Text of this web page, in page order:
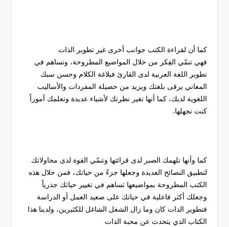
كما أن لقراءة الكتب جوانب أخرى غير تطوير الذات
فهي تنمّي الفِكر من خلال المواضيع المطروحة، وتساهم في
تطوير اللغة العربية لدى القارئ فبلاغة الكلام وحسن سبك
المعاني يرقى بلغتك ويزيد من حصيلة المفردات والأساليب
اللغوية لديك، كما أنها تغير نظرتك لأشياء عديدة وتعلمك أموراً
كنت تجهلها.
كما وأنها تلهمك الصبر لدى قرائتها وتنمّي القوة لدى محاولاتك
لتطبيق النصائح العديدة وجعلها جزءً من حياتك، فمن خلال هذه
الكتب المطروحة بمواضيعها تساهم في تغيير حياتك جذرياً
وجعلك أكثر فاعلية في حياتك على صعيد العمل أو الدراسة
فتطوير الذات كان وما زال الشغل الشاغل للكثيرين، ولدينا هذا
الكتاب الذي يتحدث عن محبة الذات